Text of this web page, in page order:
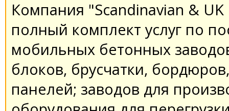
Компания "Scandinavian &
полный комплект услуг по
мобильных бетонных
блоков, брусчатки,
панелей; заводов для